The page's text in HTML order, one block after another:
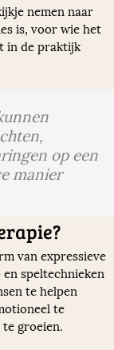
nemen naar
is, voor wie het
in de praktijk
op een
manier
van expressieve
speltechnieken
te helpen
te
groeien.